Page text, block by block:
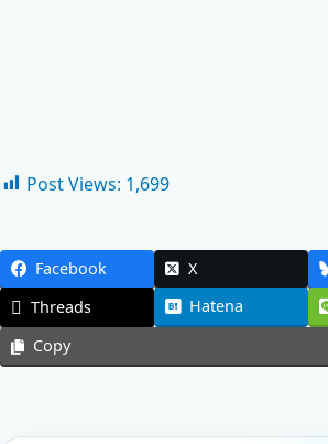
Post Views: 1,699
Facebook X
Threads
Hatena
Copy